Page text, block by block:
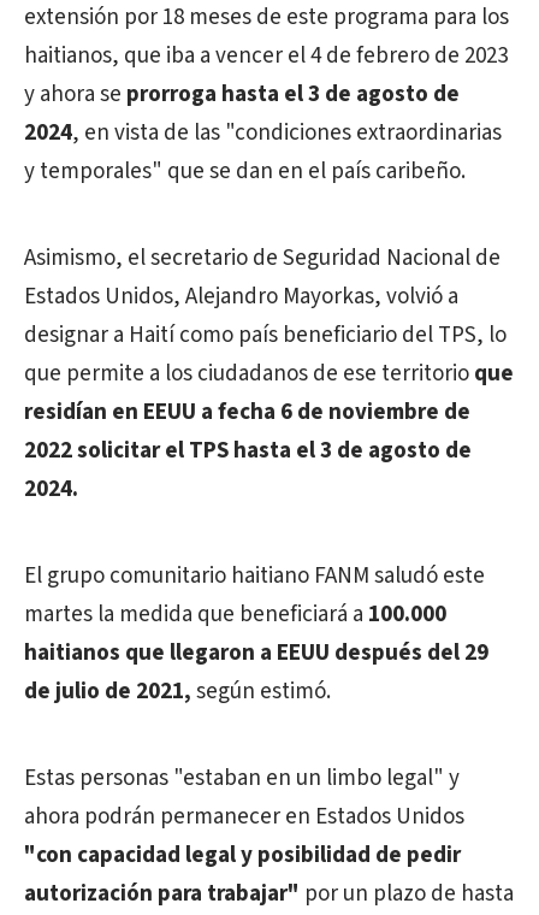
extensión por 18 meses de este programa para los
haitianos, que iba a vencer el 4 de febrero de 2023
y ahora se prorroga hasta el 3 de agosto de
2024, en vista de las "condiciones extraordinarias
y temporales" que se dan en el país caribeño.
Asimismo, el secretario de Seguridad Nacional de
Estados Unidos, Alejandro Mayorkas, volvió a
designar a Haití como país beneficiario del TPS, lo
que permite a los ciudadanos de ese territorioque
residían en EEUU a fecha 6 de noviembre de
2022 solicitar el TPS hasta el 3 de agosto de
2024.
El grupo comunitario haitiano FANM saludó este
martes la medida que beneficiará a 100.000
haitianos que llegaron a EEUU después del 29
de julio de 2021,según estimó.
Estas personas "estaban en un limbo legal" y
ahora podrán permanecer en Estados Unidos
"con capacidad legal y posibilidad de pedir
autorización para trabajar" por un plazo de hasta